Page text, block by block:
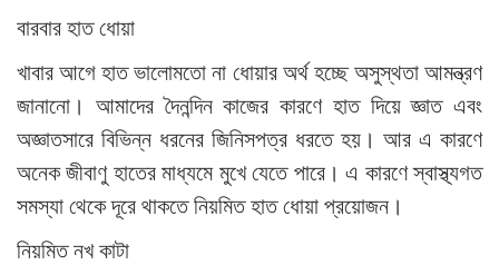
বারবার হাত ধোয়া
খাবার আগে হাত ভালোমতো না ধোয়ার অর্থ হচ্ছে অসুস্থতা আমন্ত্রণ
জানানো। আমাদের দৈনন্দিন কাজের কারণে হাত দিয়ে জ্ঞাত এবং
অজ্ঞাতসারে বিভিন্ন ধরনের জিনিসপত্র ধরতে হয়। আর এ কারণে
অনেক জীবাণু হাতের মাধ্যমে মুখে যেতে পারে। এ কারণে স্বাস্থ্যগত
সমস্যা থেকে দূরে থাকতে নিয়মিত হাত ধোয়া প্রয়োজন।
নিয়মিত নখ কাটা